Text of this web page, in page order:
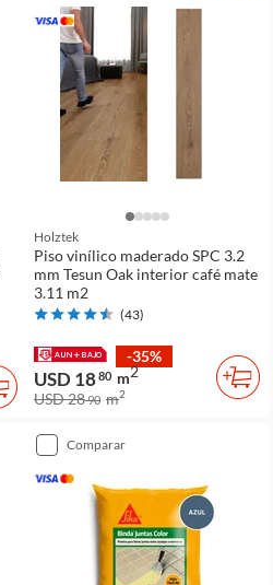
Holztek
Piso vinílico maderado SPC 3.2
mm Tesun Oak interior café mate
3.11 m2
(43)
-35%
USD 1880 m2
USD 2890 m2
comparar